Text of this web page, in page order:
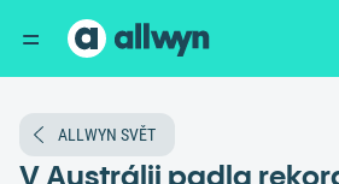
ALLWYN SVĚT
V Austrálii padla